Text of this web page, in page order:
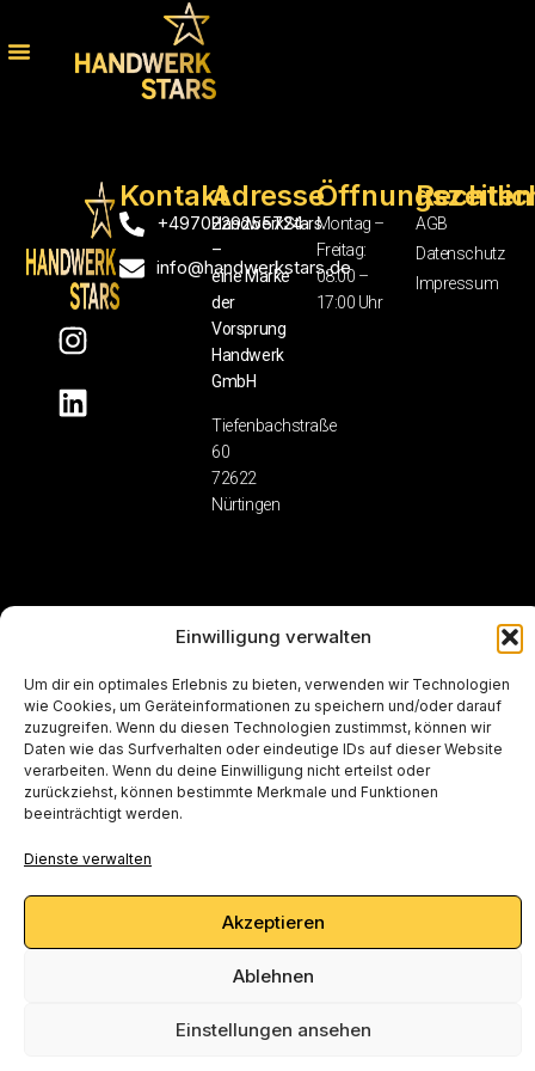
Einwilligung verwalten
Um dir ein optimales Erlebnis zu bieten, verwenden wir Technologien
wie Cookies, um Geräteinformationen zu speichern und/oder darauf
zuzugreifen. Wenn du diesen Technologien zustimmst, können wir
Daten wie das Surfverhalten oder eindeutige IDs auf dieser Website
verarbeiten. Wenn du deine Einwilligung nicht erteilst oder
zurückziehst, können bestimmte Merkmale und Funktionen
beeinträchtigt werden.
Dienste verwalten
Akzeptieren
Ablehnen
Einstellungen ansehen
Kontakt
+4970229255724
info@handwerkstars.de
Adresse
HandwerkStars
–
eine Marke
der
Vorsprung
Handwerk
GmbH
Tiefenbachstraße
60
72622
Nürtingen
Öffnungszeiten
Montag –
Freitag:
08:00 –
17:00 Uhr
AGB
Datenschutz
Impressum